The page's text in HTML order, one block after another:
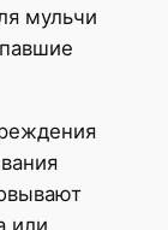
мульчи
или